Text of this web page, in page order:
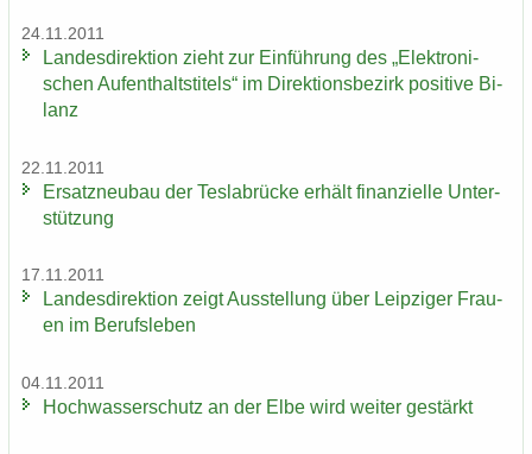
24.11.2011
Lan­des­di­rek­ti­on zieht zur Ein­füh­rung des „Elek­tro­ni­
schen Auf­ent­halts­ti­tels“ im Di­rek­ti­ons­be­zirk po­si­ti­ve Bi­
lanz
22.11.2011
Er­satz­neu­bau der Tes­la­b­rü­cke er­hält fi­nan­zi­el­le Un­ter­
stüt­zung
17.11.2011
Lan­des­di­rek­ti­on zeigt Aus­stel­lung über Leip­zi­ger Frau­
en im Be­rufs­le­ben
04.11.2011
Hoch­was­ser­schutz an der Elbe wird wei­ter ge­stärkt